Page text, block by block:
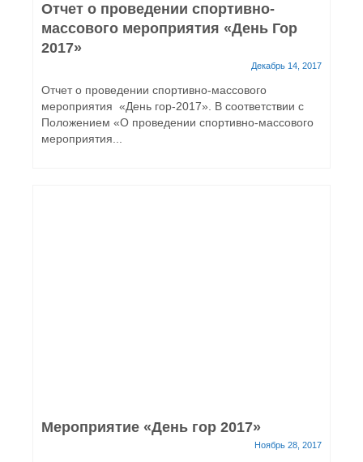
Отчет о проведении спортивно-
массового мероприятия «День Гор
2017»
Декабрь 14, 2017
Отчет о проведении спортивно-массового
мероприятия «День гор-2017». В соответствии с
Положением «О проведении спортивно-массового
мероприятия...
Мероприятие «День гор 2017»
Ноябрь 28, 2017